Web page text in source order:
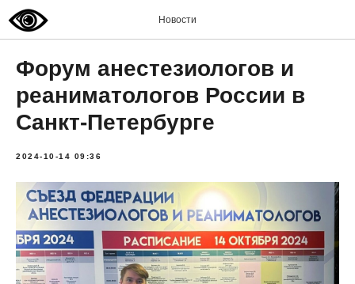
Новости
Форум анестезиологов и
реаниматологов России в
Санкт-Петербурге
2024-10-14 09:36